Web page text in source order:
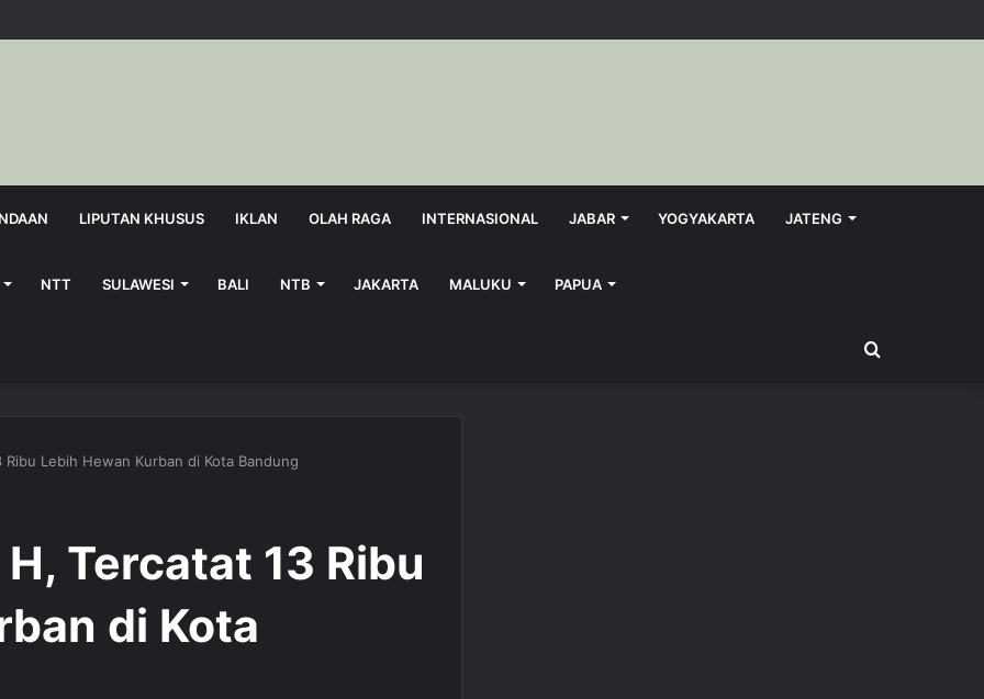
LIPUTAN KHUSUS IKLAN OLAH RAGA INTERNASIONAL JABAR YOGYAKARTA JATENG
NTT SULAWESI BALI NTB JAKARTA MALUKU PAPUA
Search
Lebih Hewan Kurban di Kota Bandung
Tercatat 13 Ribu
di Kota